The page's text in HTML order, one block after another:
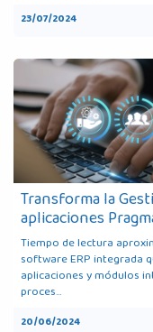
23/07/2024
Transforma la
aplicaciones
Tiempo de lectura
software ERP integrada
aplicaciones y módulos
proces...
20/06/2024